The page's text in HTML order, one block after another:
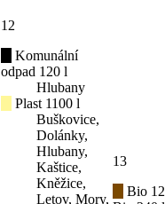
12
Komunální
odpad 120 l
Hlubany
Plast 1100 l
Buškovice,
Dolánky,
Hlubany,
Kaštice,
Kněžice,
Letov, Mory,
13
Bio